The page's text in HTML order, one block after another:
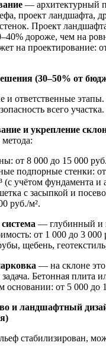
— архитектурный
проект ландшафта,
Проект
дороже, чем на
на проектирование:
(30–50% от
и ответственные
всего участка.
и укрепление
от 8 000 до 15 000
подпорные стенки:
(с учётом фундамента и
с засыпкой и
руб./м².
— глубинный и
от 1 000 до 3 000
щебень,
— на склоне
Бетонная плита
основании: от 5 000 до
и ландшафтный
стабилизирован,